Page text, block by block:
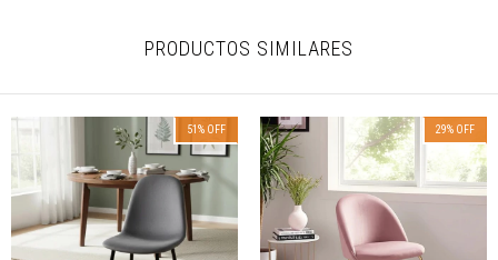
PRODUCTOS SIMILARES
51 % OFF 29% OFF